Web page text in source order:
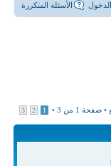
الأسئلة المتكررة
صفحة 1 من 3
•
1
2
3